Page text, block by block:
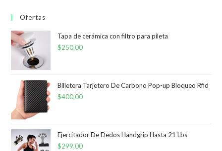
Ofertas
Tapa de cerámica con filtro para pileta
$250,00
Billetera Tarjetero De Carbono Pop-up Bloqueo Rfid
$400,00
Ejercitador De Dedos Handgrip Hasta 21 Lbs
$299,00